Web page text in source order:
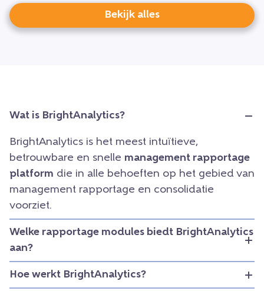
Bekijk alles
Wat is BrightAnalytics?
BrightAnalytics is het meest intuïtieve,
betrouwbare en snelle management rapportage
platform die in alle behoeften op het gebied van
management rapportage en consolidatie
voorziet.
Welke rapportage modules biedt BrightAnalytics
aan?
Hoe werkt BrightAnalytics?